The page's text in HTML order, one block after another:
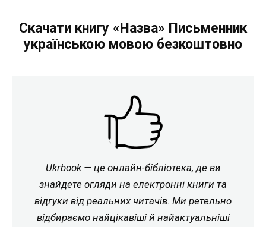
Скачати книгу «Назва» Письменник
українською мовою безкоштовно
Ukrbook — це онлайн-бібліотека, де ви
знайдете огляди на електронні книги та
відгуки від реальних читачів. Ми ретельно
відбираємо найцікавіші й найактуальніші